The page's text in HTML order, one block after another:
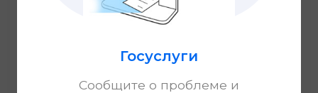
Госуслуги
Сообщите о проблеме и